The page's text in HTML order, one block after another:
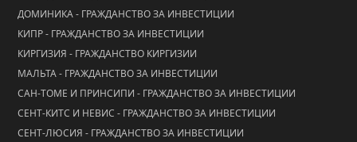
ДОМИНИКА - ГРАЖДАНСТВО ЗА ИНВЕСТИЦИИ
КИПР - ГРАЖДАНСТВО ЗА ИНВЕСТИЦИИ
КИРГИЗИЯ - ГРАЖДАНСТВО КИРГИЗИИ
МАЛЬТА - ГРАЖДАНСТВО ЗА ИНВЕСТИЦИИ
САН-ТОМЕ И ПРИНСИПИ - ГРАЖДАНСТВО ЗА ИНВЕСТИЦИИ
СЕНТ-КИТС И НЕВИС - ГРАЖДАНСТВО ЗА ИНВЕСТИЦИИ
СЕНТ-ЛЮСИЯ - ГРАЖДАНСТВО ЗА ИНВЕСТИЦИИ